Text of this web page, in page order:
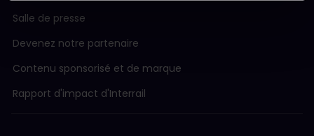
Salle de presse
Devenez notre partenaire
Contenu sponsorisé et de marque
Rapport d'impact d'Interrail